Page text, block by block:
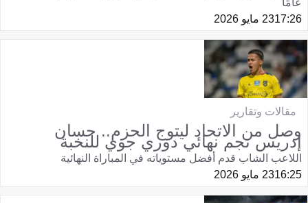
عامًا
17:2623 مايو 2026
مقالات وتقارير
وصل من الاتحاد ليتوج الحزم.. حسان
إدريس نجم نهائي دوري جوي للنخبة
اللاعب الشاب قدم أفضل مستوياته في المباراة النهائية
16:2523 مايو 2026